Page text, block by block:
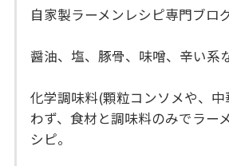
自家製ラーメンレシピ専門ブログ
醤油、塩、豚骨、味噌、辛い系
化学調味料(顆粒コンソメや、
わず、食材と調味料のみでラー
シピ。